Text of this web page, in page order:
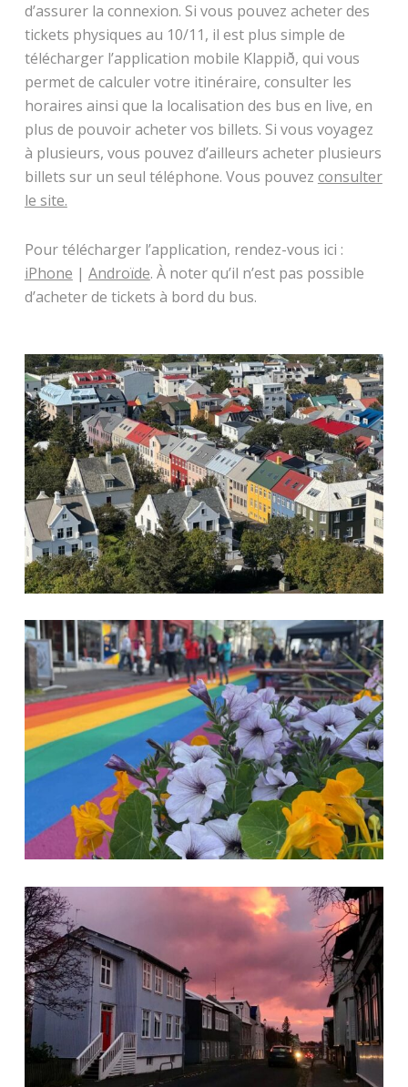
d’assurer la connexion. Si vous pouvez acheter des
tickets physiques au 10/11, il est plus simple de
télécharger l’application mobile Klappið, qui vous
permet de calculer votre itinéraire, consulter les
horaires ainsi que la localisation des bus en live, en
plus de pouvoir acheter vos billets. Si vous voyagez
à plusieurs, vous pouvez d’ailleurs acheter plusieurs
billets sur un seul téléphone. Vous pouvez consulter
le site.
Pour télécharger l’application, rendez-vous ici :
iPhone | Androïde. À noter qu’il n’est pas possible
d’acheter de tickets à bord du bus.